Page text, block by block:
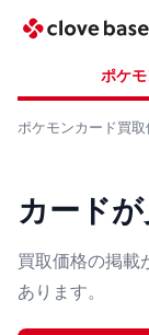
ポケ
ポケモンカード買
カード
買取価格の掲載
あります。